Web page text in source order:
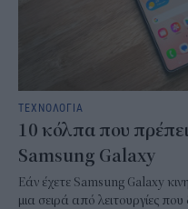
ΤΕΧΝΟΛΟΓΙΑ
10 κόλπα που
Samsung Galaxy
Εάν έχετε Samsung Galaxy
μια σειρά από λειτουργίες